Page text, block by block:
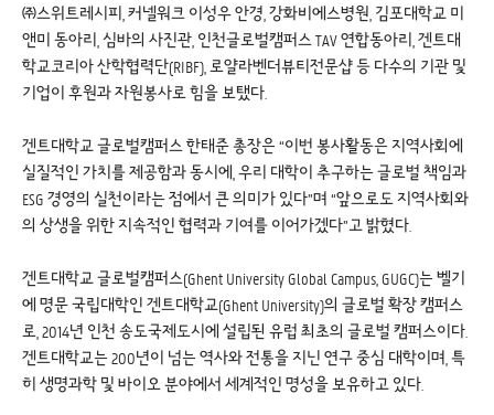
㈜스위트레시피, 커넬워크 이성우 안경, 강화비에스병원, 김포대학교 미
앤미 동아리, 심바의 사진관, 인천글로벌캠퍼스 TAV 연합동아리, 겐트대
학교코리아 산학협력단(RIBF), 로얄라벤더뷰티전문샵 등 다수의 기관 및
기업이 후원과 자원봉사로 힘을 보탰다.
겐트대학교 글로벌캠퍼스 한태준 총장은 “이번 봉사활동은 지역사회에
실질적인 가치를 제공함과 동시에, 우리 대학이 추구하는 글로벌 책임과
ESG 경영의 실천이라는 점에서 큰 의미가 있다”며 “앞으로도 지역사회와
의 상생을 위한 지속적인 협력과 기여를 이어가겠다”고 밝혔다.
겐트대학교 글로벌캠퍼스(Ghent University Global Campus, GUGC)는 벨기
에 명문 국립대학인 겐트대학교(Ghent University)의 글로벌 확장 캠퍼스
로, 2014년 인천 송도국제도시에 설립된 유럽 최초의 글로벌 캠퍼스이다.
겐트대학교는 200년이 넘는 역사와 전통을 지닌 연구 중심 대학이며, 특
히 생명과학 및 바이오 분야에서 세계적인 명성을 보유하고 있다.